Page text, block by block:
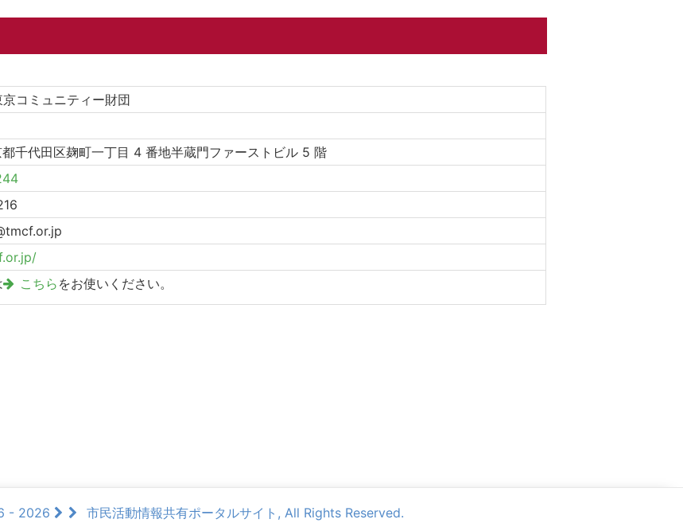
コミュニティー財団
千代田区麹町一丁目 4 番地半蔵門ファーストビル 5 階
こちら をお使いください。
- 2026 市民活動情報共有ポータルサイト, All Rights Reserved.